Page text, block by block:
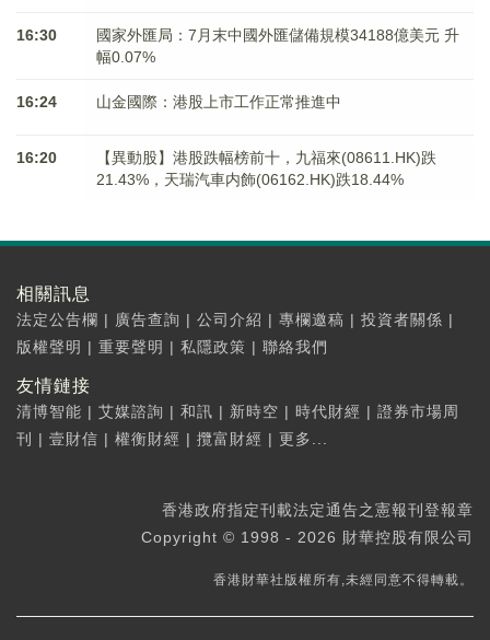
16:30
國家外匯局：7月末中國外匯儲備規模34188億美元 升
幅0.07%
16:24 山金國際：港股上市工作正常推進中
16:20
【異動股】港股跌幅榜前十，九福來(08611.HK)跌
21.43%，天瑞汽車内飾(06162.HK)跌18.44%
相關訊息
法定公告欄 | 廣告查詢 | 公司介紹 | 專欄邀稿 | 投資者關係 |
版權聲明 | 重要聲明 | 私隱政策 | 聯絡我們
友情鏈接
清博智能 | 艾媒諮詢 | 和訊 | 新時空 | 時代財經 | 證券市場周
刊
| 壹財信 | 權衡財經 | 攬富財經 | 更多...
香港政府指定刊載法定通告之憲報刊登報章
Copyright © 1998 - 2026 財華控股有限公司
香港財華社版權所有,未經同意不得轉載。